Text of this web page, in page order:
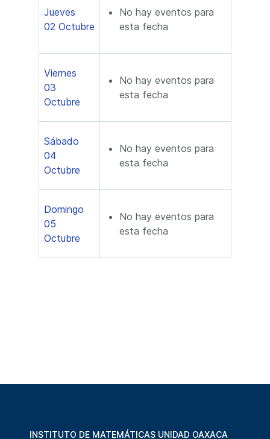
Jueves
02 Octubre
No hay eventos para
esta fecha
Viernes
03
Octubre
No hay eventos para
esta fecha
Sábado
04
Octubre
No hay eventos para
esta fecha
Domingo
05
Octubre
No hay eventos para
esta fecha
INSTITUTO DE MATEMÁTICAS UNIDAD OAXACA